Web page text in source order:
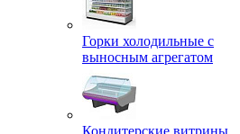
Горки холодильные с
выносным агрегатом
Кондитерские витрины